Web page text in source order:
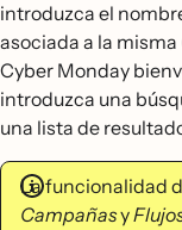
introduzca el
asociada a la
Cyber Monday
introduzca una
una lista de
La funcionalidad
Campañasy